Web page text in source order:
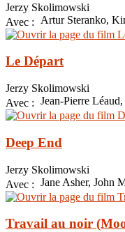
Jerzy Skolimowski
Avec :
Artur Steranko,
Le Départ
Jerzy Skolimowski
Avec : Jean-Pierre
Deep End
Jerzy Skolimowski
Avec : Jane Asher, John
Travail au noir